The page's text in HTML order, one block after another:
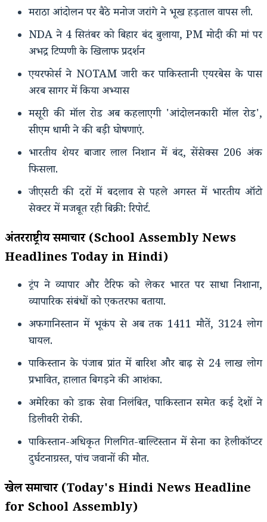
मराठा आंदोलन पर बैठे मनोज जरांगे ने भूख हड़ताल वापस ली.
NDA ने 4 सितंबर को बिहार बंद बुलाया, PM मोदी की मां पर
अभद्र टिप्पणी के खिलाफ प्रदर्शन
एयरफोर्स ने NOTAM जारी कर पाकिस्तानी एयरबेस के पास
अरब सागर में किया अभ्यास
मसूरी की मॉल रोड अब कहलाएगी 'आंदोलनकारी मॉल रोड',
सीएम धामी ने की बड़ी घोषणाएं.
भारतीय शेयर बाजार लाल निशान में बंद, सेंसेक्स 206 अंक
फिसला.
जीएसटी की दरों में बदलाव से पहले अगस्त में भारतीय ऑटो
सेक्टर में मजबूत रही बिक्री: रिपोर्ट.
अंतरराष्ट्रीय समाचार (School Assembly News
Headlines Today in Hindi)
ट्रंप ने व्यापार और टैरिफ को लेकर भारत पर साधा निशाना,
व्यापारिक संबंधों को एकतरफा बताया.
अफगानिस्तान में भूकंप से अब तक 1411 मौतें, 3124 लोग
घायल.
पाकिस्तान के पंजाब प्रांत में बारिश और बाढ़ से 24 लाख लोग
प्रभावित, हालात बिगड़ने की आशंका.
अमेरिका को डाक सेवा निलंबित, पाकिस्तान समेत कई देशों ने
डिलीवरी रोकी.
पाकिस्तान-अधिकृत गिलगित-बाल्टिस्तान में सेना का हेलीकॉप्टर
दुर्घटनाग्रस्त, पांच जवानों की मौत.
खेल समाचार (Today's Hindi News Headline
for School Assembly)